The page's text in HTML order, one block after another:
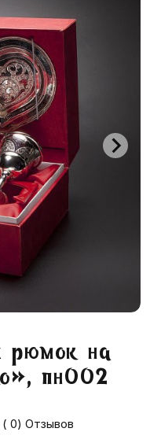
рюмок на
пн002
( 0) Отзывов